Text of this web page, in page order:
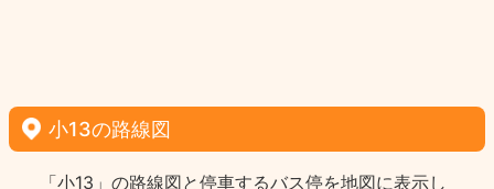
小13の路線図
「小13」の路線図と停車するバス停を地図に表示し